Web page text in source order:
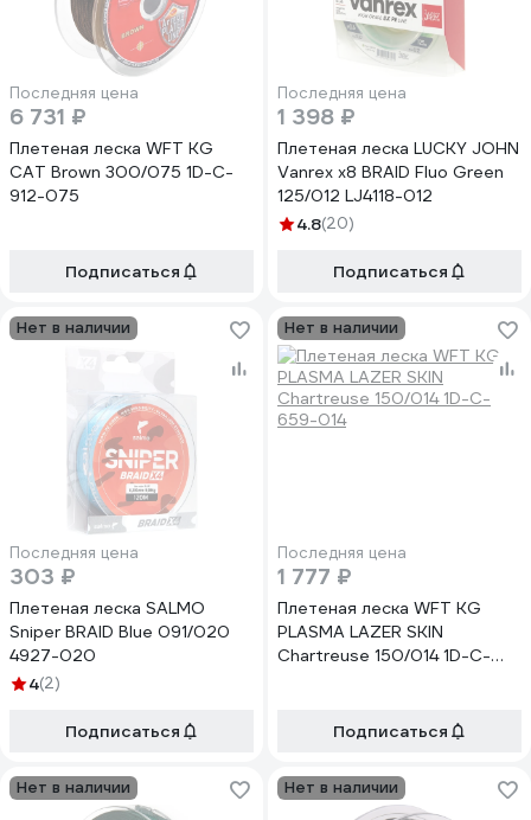
Последняя цена
6 731 ₽
Плетеная леска WFT KG
CAT Brown 300/075 1D-C-
912-075
Подписаться
Последняя цена
1 398 ₽
Плетеная леска LUCKY JOHN
Vanrex х8 BRAID Fluo Green
125/012 LJ4118-012
4.8(20)
Подписаться
Нет в наличии
Последняя цена
303 ₽
Плетеная леска SALMO
Sniper BRAID Blue 091/020
4927-020
4(2)
Подписаться
Нет в наличии
Последняя цена
1 777 ₽
Плетеная леска WFT KG
PLASMA LAZER SKIN
Chartreuse 150/014 1D-C-
Подписаться
Нет в наличии Нет в наличии